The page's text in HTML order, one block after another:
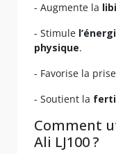
- Augmente la
- Stimule
physique.
- Favorise la
- Soutient la
Comment
Ali LJ100 ?